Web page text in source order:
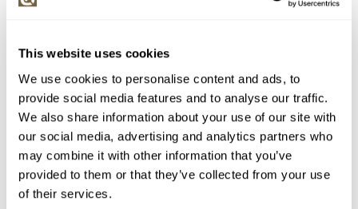
This website uses cookies
We use cookies to personalise content and ads, to
provide social media features and to analyse our traffic.
We also share information about your use of our site with
our social media, advertising and analytics partners who
may combine it with other information that you’ve
provided to them or that they’ve collected from your use
of their services.
vydraženo za:
12 000 Kč
Chcete prodat podobný předmět?
> Zobrazit informaci jak prodat předmět v aukci
Částka Přihozeno